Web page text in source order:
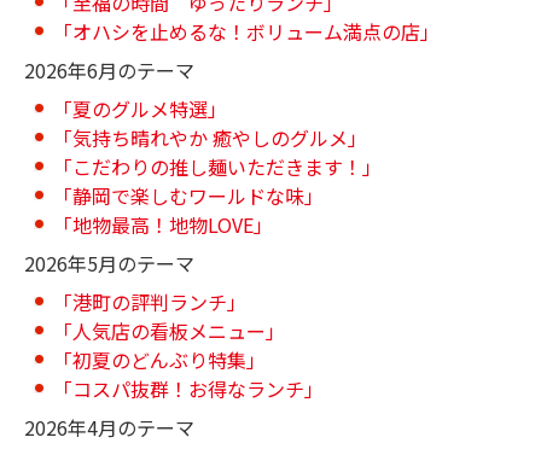
「オハシを止めるな！ボリューム満点の店」
2026年6月のテーマ
「夏のグルメ特選」
「気持ち晴れやか 癒やしのグルメ」
「こだわりの推し麺いただきます！」
「静岡で楽しむワールドな味」
「地物最高！地物LOVE」
2026年5月のテーマ
「港町の評判ランチ」
「人気店の看板メニュー」
「初夏のどんぶり特集」
「コスパ抜群！お得なランチ」
2026年4月のテーマ